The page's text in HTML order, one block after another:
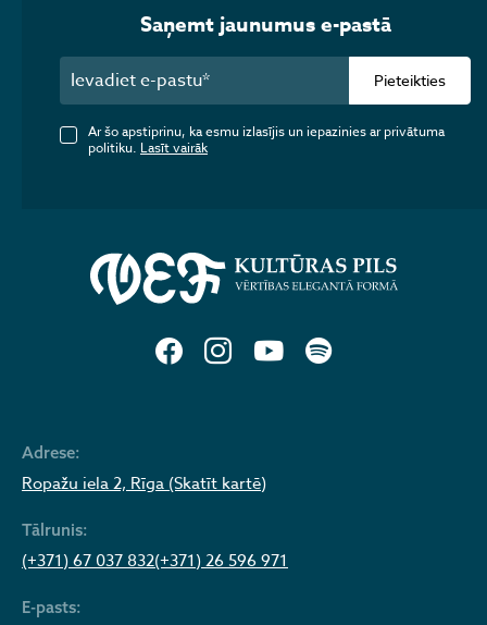
Adrese:
Ropažu iela 2, Rīga (Skatīt kartē)
Tālrunis:
(+371) 67 037 832(+371) 26 596 971
E-pasts:
Saņemt jaunumus e-pastā
Pieteikties
Ar šo apstiprinu, ka esmu izlasījis un iepazinies ar privātuma
politiku. Lasīt vairāk